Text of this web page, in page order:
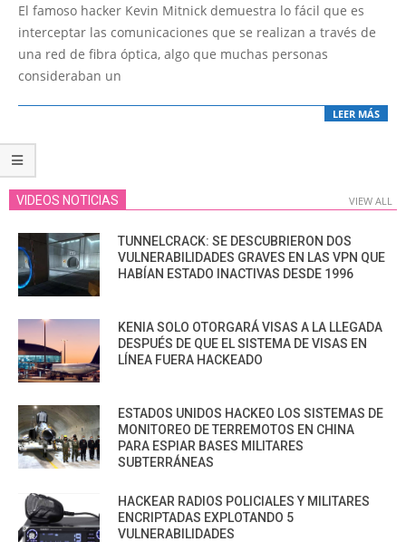
23
El famoso hacker Kevin Mitnick demuestra lo fácil que es
interceptar las comunicaciones que se realizan a través de
una red de fibra óptica, algo que muchas personas
consideraban un
LEER MÁS
VIDEOS NOTICIAS VIEW ALL
TUNNELCRACK: SE DESCUBRIERON DOS
VULNERABILIDADES GRAVES EN LAS VPN QUE
HABÍAN ESTADO INACTIVAS DESDE 1996
KENIA SOLO OTORGARÁ VISAS A LA LLEGADA
DESPUÉS DE QUE EL SISTEMA DE VISAS EN
LÍNEA FUERA HACKEADO
ESTADOS UNIDOS HACKEO LOS SISTEMAS DE
MONITOREO DE TERREMOTOS EN CHINA
PARA ESPIAR BASES MILITARES
SUBTERRÁNEAS
HACKEAR RADIOS POLICIALES Y MILITARES
ENCRIPTADAS EXPLOTANDO 5
VULNERABILIDADES